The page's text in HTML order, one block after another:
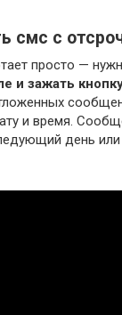
смс с
просто —
и зажать
и время.
день